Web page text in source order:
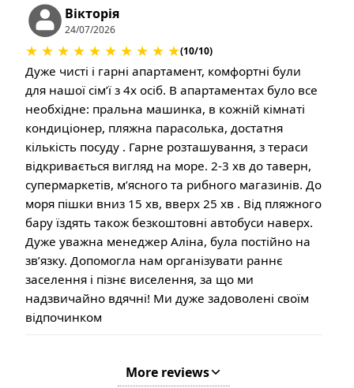
Вікторія
24/07/2026
★ ★ ★ ★ ★ ★ ★ ★ ★ ★(10/10)
Дуже чисті і гарні апартамент, комфортні були
для нашої сімʼї з 4х осіб. В апартаментах було все
необхідне: пральна машинка, в кожній кімнаті
кондиціонер, пляжна парасолька, достатня
кількість посуду . Гарне розташування, з тераси
відкривається вигляд на море. 2-3 хв до таверн,
супермаркетів, мʼясного та рибного магазинів. До
моря пішки вниз 15 хв, вверх 25 хв . Від пляжного
бару їздять також безкоштовні автобуси наверх.
Дуже уважна менеджер Аліна, була постійно на
звʼязку. Допомогла нам організувати раннє
заселення і пізнє виселення, за що ми
надзвичайно вдячні! Ми дуже задоволені своїм
відпочинком
More reviews